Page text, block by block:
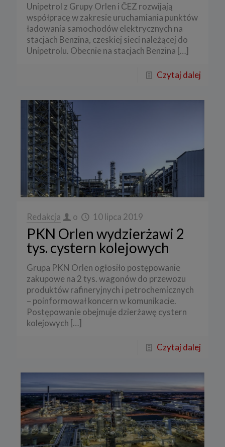
Unipetrol z Grupy Orlen i ČEZ rozwijają
współpracę w zakresie uruchamiania punktów
ładowania samochodów elektrycznych na
stacjach Benzina, czeskiej sieci należącej do
Unipetrolu. Obecnie na stacjach Benzina […]
Czytaj dalej
Redakcja o 10 lipca 2019
PKN Orlen wydzierżawi 2
tys. cystern kolejowych
Grupa PKN Orlen ogłosiło postępowanie
zakupowe na 2 tys. wagonów do przewozu
produktów rafineryjnych i petrochemicznych
– poinformował koncern w komunikacie.
Postępowanie obejmuje dzierżawę cystern
kolejowych […]
Czytaj dalej